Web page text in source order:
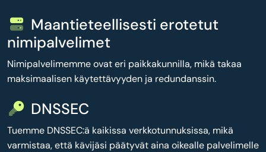
Maantieteellisesti erotetut
nimipalvelimet
Nimipalvelimemme ovat eri paikkakunnilla, mikä takaa
maksimaalisen käytettävyyden ja redundanssin.
DNSSEC
Tuemme DNSSEC:ä kaikissa verkkotunnuksissa, mikä
varmistaa, että kävijäsi päätyvät aina oikealle palvelimelle